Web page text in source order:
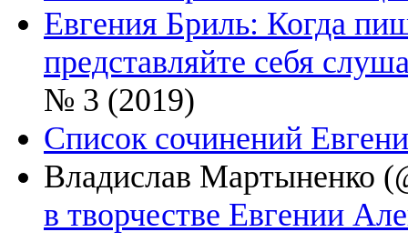
Евгения Бриль: Когда
представляйте себя
№ 3 (2019)
Список сочинений
Владислав Мартыненко
в творчестве Евгении